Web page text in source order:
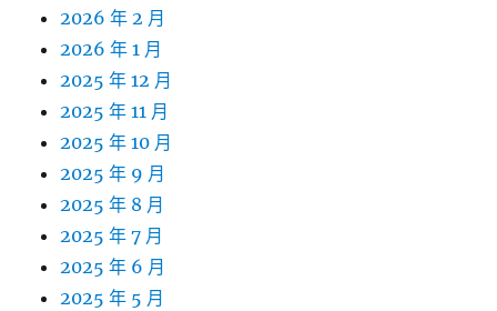
2026 年 2 月
2026 年 1 月
2025 年 12 月
2025 年 11 月
2025 年 10 月
2025 年 9 月
2025 年 8 月
2025 年 7 月
2025 年 6 月
2025 年 5 月